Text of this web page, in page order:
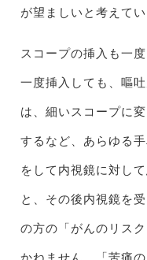
が望ましいと考えてい
スコープの挿入も一
一度挿入しても、嘔
は、細いスコープに
するなど、あらゆる
をして内視鏡に対し
と、その後内視鏡を
の方の「がんのリス